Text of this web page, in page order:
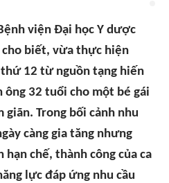
viện Đại học Y dược
cho biết, vừa thực hiện
12 từ nguồn tạng hiến
32 tuổi cho một bé gái
Trong bối cảnh nhu
càng gia tăng nhưng
chế, thành công của ca
lực đáp ứng nhu cầu